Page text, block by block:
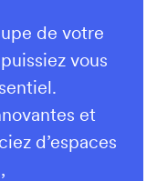
de votre
vous
et
d’espaces